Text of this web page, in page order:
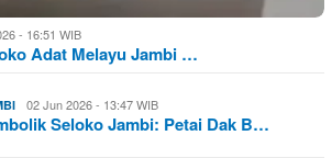
- 16:51 WIB
Adat Melayu Jambi …
02 Jun 2026 - 13:47 WIB
Seloko Jambi: Petai Dak B…